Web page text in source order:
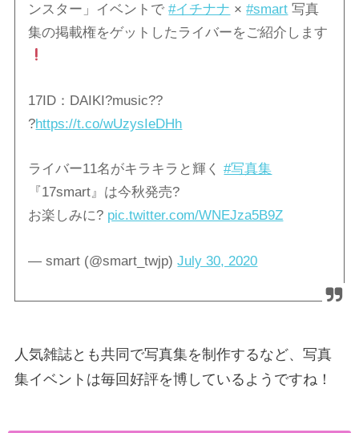
ンスター」イベントで#イチナナ ×#smart 写真
集の掲載権をゲットしたライバーをご紹介します
17ID：DAIKI?️music??
?https://t.co/wUzysIeDHh
ライバー11名がキラキラと輝く#写真集
『17smart』は今秋発売?
お楽しみに? pic.twitter.com/WNEJza5B9Z
— smart (@smart_twjp)July 30, 2020
人気雑誌とも共同で写真集を制作するなど、写真
集イベントは毎回好評を博しているようですね！